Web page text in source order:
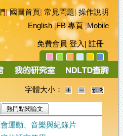
|國圖首頁 常見問題|操作說明
English|FB 專頁|Mobile
免費會員 登入 註冊
字體大小：
熱門點閱論文
運動、音樂與紀錄片